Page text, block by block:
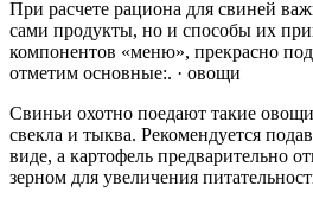
При расчете рациона для свиней
сами продукты, но и способы их
компонентов «меню», прекрасно
отметим основные:. · овощи
Свиньи охотно поедают такие
свекла и тыква. Рекомендуется
виде, а картофель предварительно
зерном для увеличения